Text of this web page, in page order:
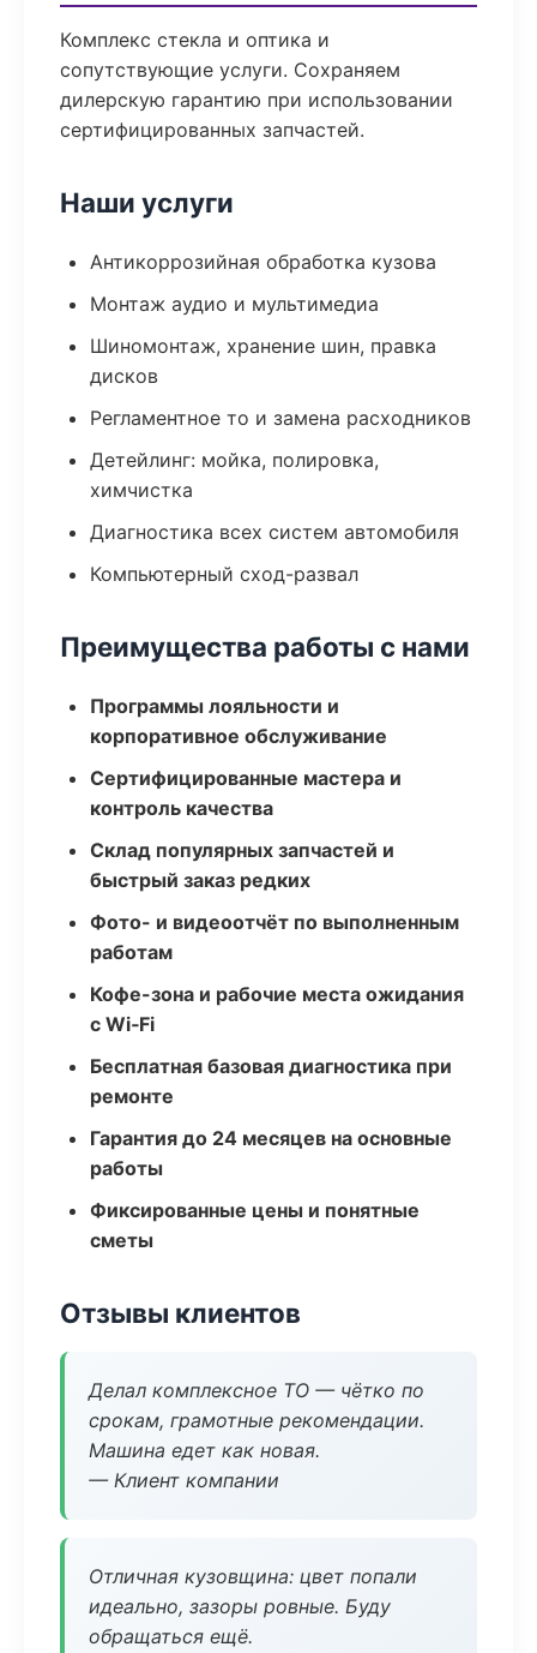
Комплекс стекла и оптика и
сопутствующие услуги. Сохраняем
дилерскую гарантию при использовании
сертифицированных запчастей.
Наши услуги
Антикоррозийная обработка кузова
Монтаж аудио и мультимедиа
Шиномонтаж, хранение шин, правка
дисков
Регламентное то и замена расходников
Детейлинг: мойка, полировка,
химчистка
Диагностика всех систем автомобиля
Компьютерный сход-развал
Преимущества работы с нами
Программы лояльности и
корпоративное обслуживание
Сертифицированные мастера и
контроль качества
Склад популярных запчастей и
быстрый заказ редких
Фото- и видеоотчёт по выполненным
работам
Кофе-зона и рабочие места ожидания
с Wi‑Fi
Бесплатная базовая диагностика при
ремонте
Гарантия до 24 месяцев на основные
работы
Фиксированные цены и понятные
сметы
Отзывы клиентов
Делал комплексное ТО — чётко по
срокам, грамотные рекомендации.
Машина едет как новая.
— Клиент компании
Отличная кузовщина: цвет попали
идеально, зазоры ровные. Буду
обращаться ещё.